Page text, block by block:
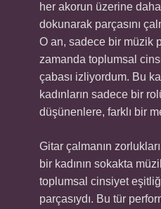
her akorun üzerine
dokunarak parçasını
O an, sadece bir müzik
zamanda toplumsal
çabası izliyordum. Bu
kadınların sadece bir
düşünenlere, farklı bir
Gitar çalmanın
bir kadının sokakta
toplumsal cinsiyet
parçasıydı. Bu tür